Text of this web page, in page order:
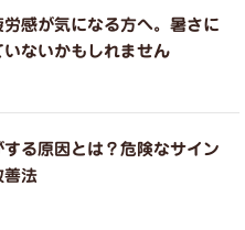
感が気になる方へ。暑さに
ないかもしれません
る原因とは？危険なサイン
善法